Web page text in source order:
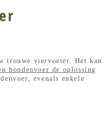
trouwe viervoeter. Het kan
hondenvoer de oplossing
evenals enkele